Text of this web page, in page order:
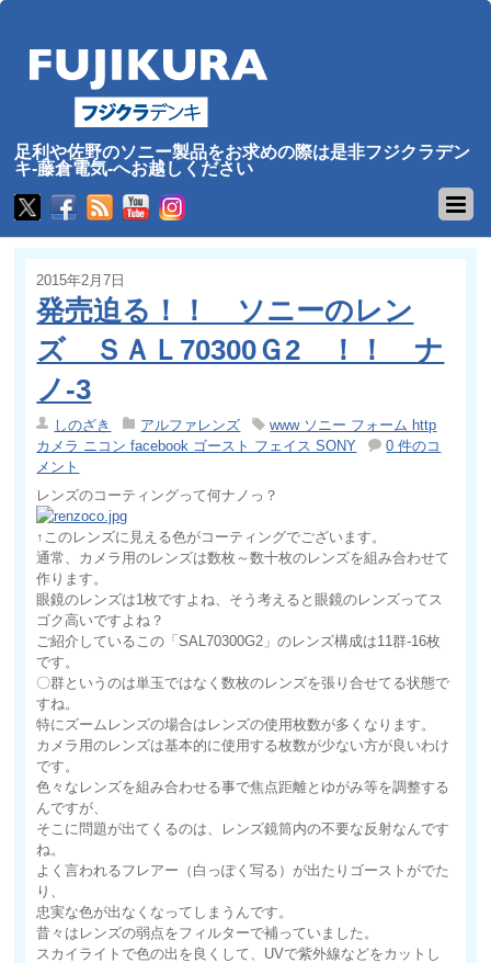
足利や佐野のソニー製品をお求めの際は是非フジクラデン
キ-藤倉電気-へお越しください
2015年2月7日
発売迫る！！ ソニーのレン
ズ ＳＡＬ70300Ｇ2 ！！ ナ
ノ-3
しのざき アルファレンズ
www ソニー フォーム http
カメラ ニコン facebook ゴースト フェイス SONY
0 件のコ
メント
レンズのコーティングって何ナノっ？
↑このレンズに見える色がコーティングでございます。
通常、カメラ用のレンズは数枚～数十枚のレンズを組み合わせて
作ります。
眼鏡のレンズは1枚ですよね、そう考えると眼鏡のレンズってス
ゴク高いですよね？
ご紹介しているこの「SAL70300G2」のレンズ構成は11群-16枚
です。
〇群というのは単玉ではなく数枚のレンズを張り合せてる状態で
すね。
特にズームレンズの場合はレンズの使用枚数が多くなります。
カメラ用のレンズは基本的に使用する枚数が少ない方が良いわけ
です。
色々なレンズを組み合わせる事で焦点距離とゆがみ等を調整する
んですが、
そこに問題が出てくるのは、レンズ鏡筒内の不要な反射なんです
ね。
よく言われるフレアー（白っぽく写る）が出たりゴーストがでた
り、
忠実な色が出なくなってしまうんです。
昔々はレンズの弱点をフィルターで補っていました。
スカイライトで色の出を良くして、UVで紫外線などをカットし